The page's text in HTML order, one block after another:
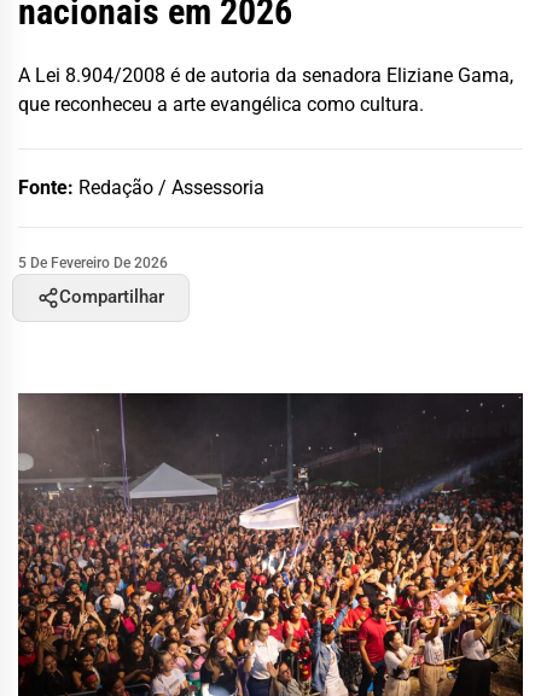
nacionais em 2026
A Lei 8.904/2008 é de autoria da senadora Eliziane Gama,
que reconheceu a arte evangélica como cultura.
Fonte: Redação / Assessoria
5 De Fevereiro De 2026
Compartilhar